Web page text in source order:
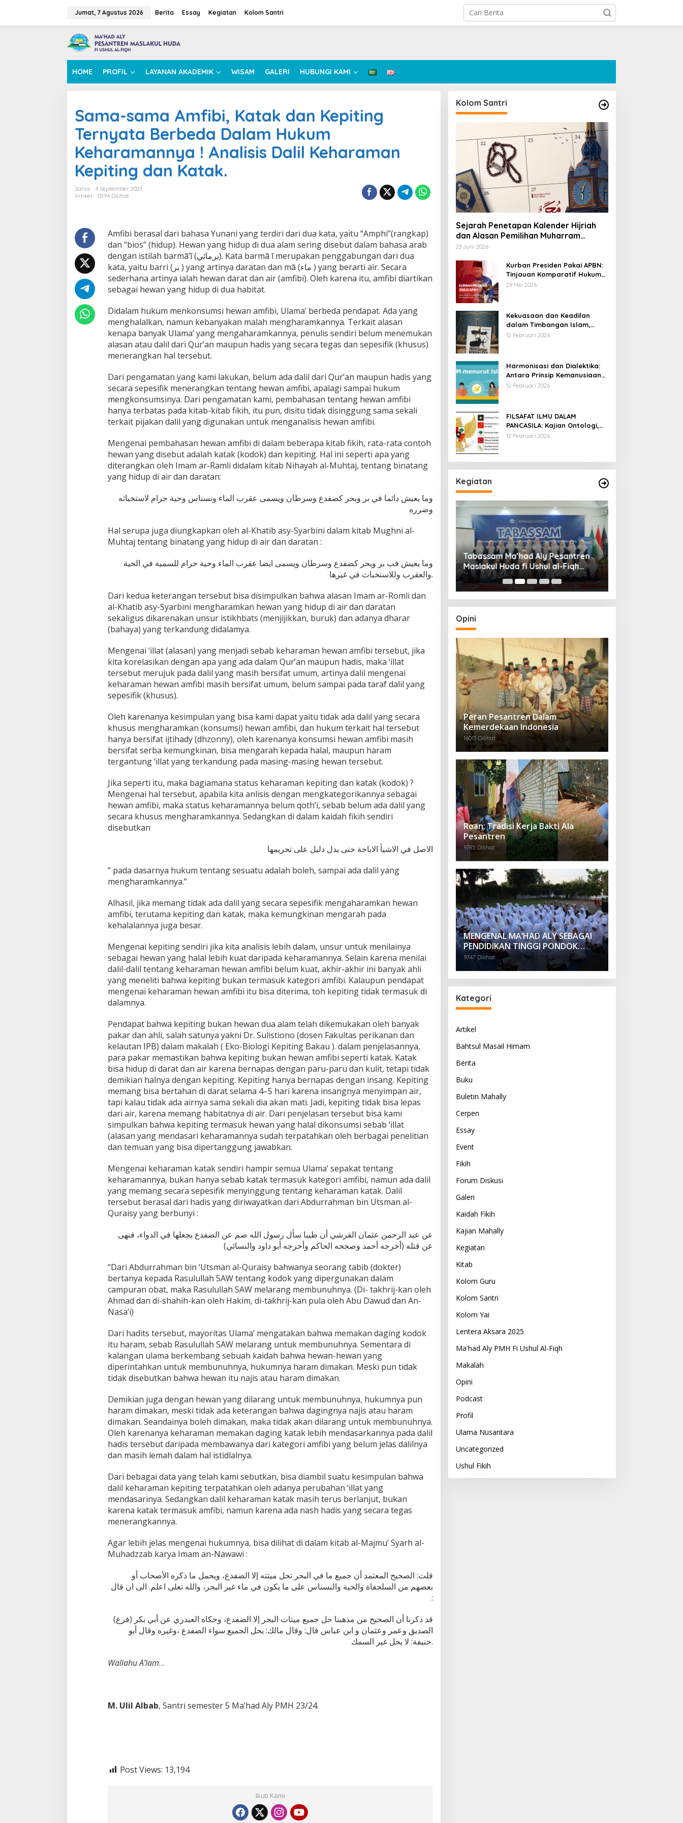
Jumat, 7 Agustus 2026 Berita Essay Kegiatan Kolom Santri
HOME PROFIL LAYANAN AKADEMIK WISAM GALERI HUBUNGI KAMI
Sama-sama Amfibi, Katak dan Kepiting
Ternyata Berbeda Dalam Hukum
Keharamannya ! Analisis Dalil Keharaman
Kepiting dan Katak.
Sania
4 September 2023
Artikel
13194 Dilihat
Amfibi berasal dari bahasa Yunani yang terdiri dari dua kata, yaitu “Amphi”(rangkap)
dan “bios” (hidup). Hewan yang hidup di dua alam sering disebut dalam bahasa arab
dengan istilah barmā’ī (برمائي). Kata barmā ī merupakan penggabungan dari dua
kata, yaitu barri (بر ) yang artinya daratan dan mā (ماء ) yang berarti air. Secara
sederhana artinya ialah hewan darat dan air (amfibi). Oleh karena itu, amfibi diartikan
sebagai hewan yang hidup di dua habitat.
Didalam hukum menkonsumsi hewan amfibi, Ulama’ berbeda pendapat. Ada yang
menghalalkan, namun kebanyakan malah mengharamkannya. Terkait alasan
kenapa banyak Ulama’ yang mengaharamkannya, penulis sendiri belum menemukan
alasan atau dalil dari Qur’an maupun hadis yang secara tegas dan sepesifik (khusus)
menerangkan hal tersebut.
Dari pengamatan yang kami lakukan, belum ada dalil dari Qur’an maupun hadis yang
secara sepesifik menerangkan tentang hewan amfibi, apalagi sampai hukum
mengkonsumsinya. Dari pengamatan kami, pembahasan tentang hewan amfibi
hanya terbatas pada kitab-kitab fikih, itu pun, disitu tidak disinggung sama sekali
terkait pijakan dalil yang digunakan untuk menganalisis hewan amfibi.
Mengenai pembahasan hewan amfibi di dalam beberapa kitab fikih, rata-rata contoh
hewan yang disebut adalah katak (kodok) dan kepiting. Hal ini seperti apa yang
diterangkan oleh Imam ar-Ramli didalam kitab Nihayah al-Muhtaj, tentang binatang
yang hidup di air dan daratan:
وما يعيش دائما في بر وبحر كضفدع وسرطان ويسمى عقرب الماء ونسناس وحية حرام لاستخباثه
وضرره
Hal serupa juga diungkapkan oleh al-Khatib asy-Syarbini dalam kitab Mughni al-
Muhtaj tentang binatang yang hidup di air dan daratan :
وما يعيش فب بر وبحر كضفدع وسرطان ويسمى ايضا عقرب الماء وحية حرام للسمية في الحية
والعقرب وللاستخباث في غيرها.
Dari kedua keterangan tersebut bisa disimpulkan bahwa alasan Imam ar-Romli dan
al-Khatib asy-Syarbini mengharamkan hewan yang hidup di air dan daratan
sekaligus dikarenakan unsur istikhbats (menjijikkan, buruk) dan adanya dharar
(bahaya) yang terkandung didalamya.
Mengenai ‘illat (alasan) yang menjadi sebab keharaman hewan amfibi tersebut, jika
kita korelasikan dengan apa yang ada dalam Qur’an maupun hadis, maka ‘illat
tersebut merujuk pada dalil yang masih bersifat umum, artinya dalil mengenai
keharaman hewan amfibi masih bersifat umum, belum sampai pada taraf dalil yang
sepesifik (khusus).
Oleh karenanya kesimpulan yang bisa kami dapat yaitu tidak ada dalil yang secara
khusus mengharamkan (konsumsi) hewan amfibi, dan hukum terkait hal tersebut
hanya bersifat ijtihady (dhzonny), oleh karenanya konsumsi hewan amfibi masih
bersifat serba kemungkinan, bisa mengarah kepada halal, maupun haram
tergantung ‘illat yang terkandung pada masing-masing hewan tersebut.
Jika seperti itu, maka bagiamana status keharaman kepiting dan katak (kodok) ?
Mengenai hal tersebut, apabila kita anlisis dengan mengkategorikannya sebagai
hewan amfibi, maka status keharamannya belum qoth’i, sebab belum ada dalil yang
secara khusus mengharamkannya. Sedangkan di dalam kaidah fikih sendiri
disebutkan
الاصل في الاشيأ الاباحة حتى يدل دليل على تحريمها
” pada dasarnya hukum tentang sesuatu adalah boleh, sampai ada dalil yang
mengharamkannya.”
Alhasil, jika memang tidak ada dalil yang secara sepesifik mengaharamkan hewan
amfibi, terutama kepiting dan katak, maka kemungkinan mengarah pada
kehalalannya juga besar.
Mengenai kepiting sendiri jika kita analisis lebih dalam, unsur untuk menilainya
sebagai hewan yang halal lebih kuat daripada keharamannya. Selain karena menilai
dalil-dalil tentang keharaman hewan amfibi belum kuat, akhir-akhir ini banyak ahli
yang meneliti bahwa kepiting bukan termasuk kategori amfibi. Kalaupun pendapat
mengenai keharaman hewan amfibi itu bisa diterima, toh kepiting tidak termasuk di
dalamnya.
Pendapat bahwa kepiting bukan hewan dua alam telah dikemukakan oleh banyak
pakar dan ahli, salah satunya yakni Dr. Sulistiono (dosen Fakultas perikanan dan
kelautan IPB) dalam makalah ( Eko-Biologi Kepiting Bakau ). dalam penjelasannya,
para pakar memastikan bahwa kepiting bukan hewan amfibi seperti katak. Katak
bisa hidup di darat dan air karena bernapas dengan paru-paru dan kulit, tetapi tidak
demikian halnya dengan kepiting. Kepiting hanya bernapas dengan insang. Kepiting
memang bisa bertahan di darat selama 4–5 hari karena insangnya menyimpan air,
tapi kalau tidak ada airnya sama sekali dia akan mati. Jadi, kepiting tidak bisa lepas
dari air, karena memang habitatnya di air. Dari penjelasan tersebut bisa kami
simpulkan bahwa kepiting termasuk hewan yang halal dikonsumsi sebab ‘illat
(alasan yang mendasari keharamannya sudah terpatahkan oleh berbagai penelitian
dan temuan yang bisa dipertanggung jawabkan.
Mengenai keharaman katak sendiri hampir semua Ulama’ sepakat tentang
keharamannya, bukan hanya sebab katak termasuk kategori amfibi, namun ada dalil
yang memang secara sepesifik menyinggung tentang keharaman katak. Dalil
tersebut berasal dari hadis yang diriwayatkan dari Abdurrahman bin Utsman al-
Quraisy yang berbunyi :
عن عبد الرحمن عثمان القرشي أن طيبا سأل رسول الله صم عن الضفدع يجعلها في الدواء، فنهى
عن قتله (أخرجه أحمد وصححه الحاكم وأخرجه أبو داود والنسائي)
“Dari Abdurrahman bin ‘Utsman al-Quraisy bahwanya seorang tabib (dokter)
bertanya kepada Rasulullah SAW tentang kodok yang dipergunakan dalam
campuran obat, maka Rasulullah SAW melarang membunuhnya. (Di- takhrij-kan oleh
Ahmad dan di-shahih-kan oleh Hakim, di-takhrij-kan pula oleh Abu Dawud dan An-
Nasa’i)
Dari hadits tersebut, mayoritas Ulama’ mengatakan bahwa memakan daging kodok
itu haram, sebab Rasulullah SAW melarang untuk membunuhnya. Sementara di
kalangan ulama berkembang sebuah kaidah bahwa hewan-hewan yang
diperintahkan untuk membunuhnya, hukumnya haram dimakan. Meski pun tidak
tidak disebutkan bahwa hewan itu najis atau haram dimakan.
Demikian juga dengan hewan yang dilarang untuk membunuhnya, hukumnya pun
haram dimakan, meski tidak ada keterangan bahwa dagingnya najis atau haram
dimakan. Seandainya boleh dimakan, maka tidak akan dilarang untuk membunuhnya.
Oleh karenanya keharaman memakan daging katak lebih mendasarkannya pada dalil
hadis tersebut daripada membawanya dari kategori amfibi yang belum jelas dalilnya
dan masih lemah dalam hal istidlalnya.
Dari bebagai data yang telah kami sebutkan, bisa diambil suatu kesimpulan bahwa
dalil keharaman kepiting terpatahkan oleh adanya perubahan ‘illat yang
mendasarinya. Sedangkan dalil keharaman katak masih terus berlanjut, bukan
karena katak termasuk amfibi, namun karena ada nash hadis yang secara tegas
menerangkannya.
Agar lebih jelas mengenai hukumnya, bisa dilihat di dalam kitab al-Majmu’ Syarh al-
Muhadzzab karya Imam an-Nawawi :
قلت: الصحيح المعتمد أن جميع ما في البحر تحل ميتته إلا الضفدع، ويحمل ما ذكره الأصحاب أو
بعضهم من السلحفاة والحية والنسناس على ما يكون في ماء غير البحر، والله تعلى اعلم. الى ان قال
:
(فرع) قد ذكرنا أن الصحيح من مذهبنا حل جميع ميتات البحر إلا الضفدع، وحكاه العبدري عن أبي بكر
الصديق وعمر وعثمان و ابن عباس قال: وقال مالك: يحل الجميع سواء الضفدع ،وغيره وقال أبو
حنيفة: لا يحل غير السمك.
Wallahu A’lam…
M. Ulil Albab, Santri semester 5 Ma’had Aly PMH 23/24.
Post Views: 13,194
Ikuti Kami
Kolom Santri
Sejarah Penetapan Kalender Hijriah
dan Alasan Pemilihan Muharram
sebagai Awal Tahun
23 Juni 2026
Kurban Presiden Pakai APBN:
Tinjauan Komparatif Hukum
Islam dan Positif Negara
29 Mei 2026
Kekuasaan dan Keadilan
dalam Timbangan Islam,
Membaca Mencurigai
12 Februari 2026
Harmonisasi dan Dialektika:
Antara Prinsip Kemanusiaan
Islam dan Hak Asasi Manusia
12 Februari 2026
FILSAFAT ILMU DALAM
PANCASILA: Kajian Ontologi,
Epistemologi, dan Aksiologi
12 Februari 2026
Kegiatan
Sejarah, Menjangkau Peradaban”
Tabassam Ma’had Aly Pesantren
Maslakul Huda fi Ushul al-Fiqh
2026: Mengakar Sejarah,
Menjangkau Peradaban”
Opini
Peran Pesantren Dalam
Kemerdekaan Indonesia
16013 Dilihat
Roan; Tradisi Kerja Bakti Ala
Pesantren
9785 Dilihat
MENGENAL MA’HAD ALY SEBAGAI
PENDIDIKAN TINGGI PONDOK
PESANTREN
9747 Dilihat
Kategori
Artikel
Bahtsul Masail Himam
Berita
Buku
Buletin Mahally
Cerpen
Essay
Event
Fikih
Forum Diskusi
Galeri
Kaidah Fikih
Kajian Mahally
Kegiatan
Kitab
Kolom Guru
Kolom Santri
Kolom Yai
Lentera Aksara 2025
Ma'had Aly PMH Fi Ushul Al-Fiqh
Makalah
Opini
Podcast
Profil
Ulama Nusantara
Uncategorized
Ushul Fikih